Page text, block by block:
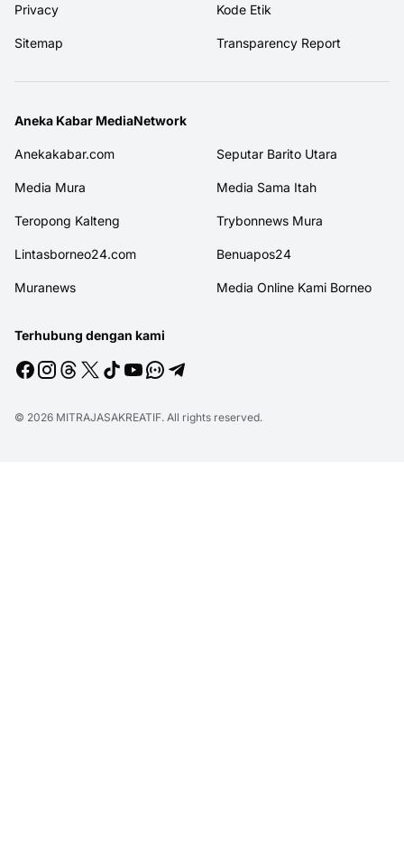
Privacy Kode Etik
Sitemap Transparency Report
Aneka Kabar MediaNetwork
Anekakabar.com Seputar Barito Utara
Media Mura Media Sama Itah
Teropong Kalteng Trybonnews Mura
Lintasborneo24.com Benuapos24
Muranews Media Online Kami Borneo
Terhubung dengan kami
© 2026 MITRAJASAKREATIF. All rights reserved.